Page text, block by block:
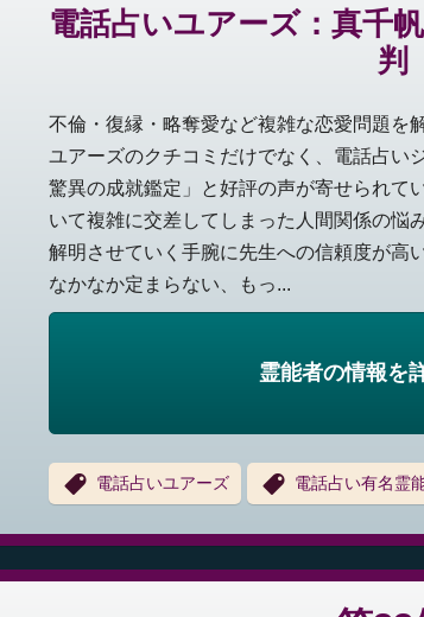
電話占いユアーズ：真千
判
不倫・復縁・略奪愛など複雑な恋愛問題を
ユアーズのクチコミだけでなく、電話占い
驚異の成就鑑定」と好評の声が寄せられて
いて複雑に交差してしまった人間関係の悩
解明させていく手腕に先生への信頼度が高
なかなか定まらない、もっ...
霊能者の情報を
電話占いユアーズ 電話占い有名霊